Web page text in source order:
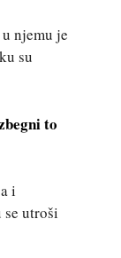
njemu je
su
to
i
utroši